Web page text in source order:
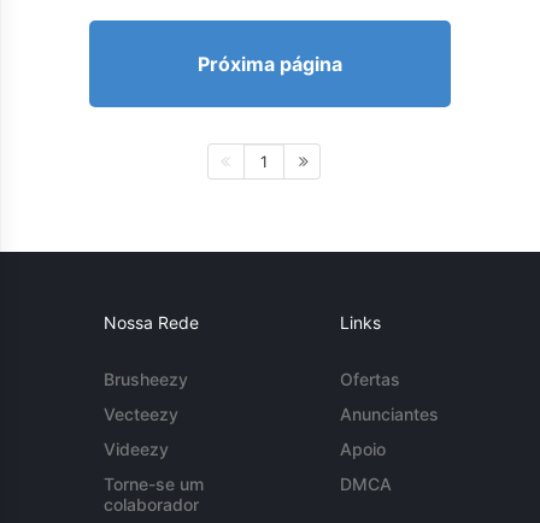
Próxima página
1
Nossa Rede
Brusheezy
Vecteezy
Videezy
Torne-se um
colaborador
Links
Ofertas
Anunciantes
Apoio
DMCA